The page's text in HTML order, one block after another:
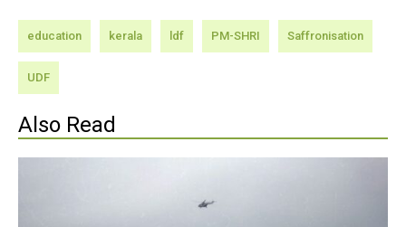
education kerala ldf PM-SHRI Saffronisation
UDF
Also Read